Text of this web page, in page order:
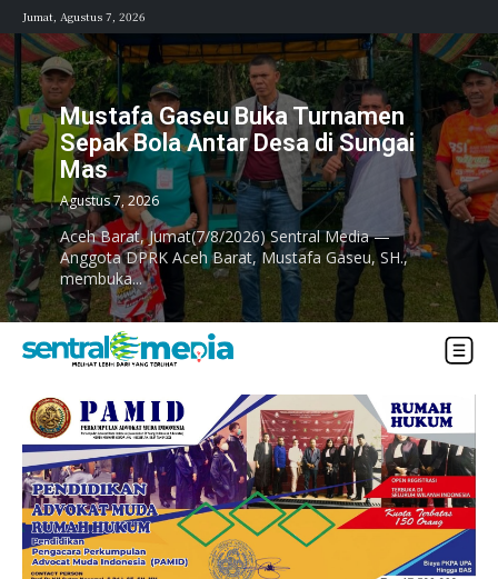
Jumat, Agustus 7, 2026
Mustafa Gaseu Buka Turnamen
Sepak Bola Antar Desa di Sungai
Mas
Agustus 7, 2026
Aceh Barat, Jumat(7/8/2026) Sentral Media —
Anggota DPRK Aceh Barat, Mustafa Gaseu, SH.,
membuka...